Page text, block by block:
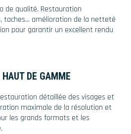
de qualité. Restauration
taches... amélioration de la netteté
pour garantir un excellent rendu
DE GAMME
détaillée des visages et
maximale de la résolution et
les grands formats et les